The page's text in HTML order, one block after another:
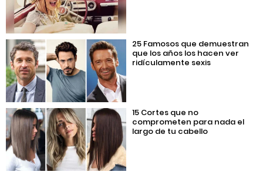
25 Famosos que demuestran
que los años los hacen ver
ridículamente sexis
15 Cortes que no
comprometen para nada el
largo de tu cabello